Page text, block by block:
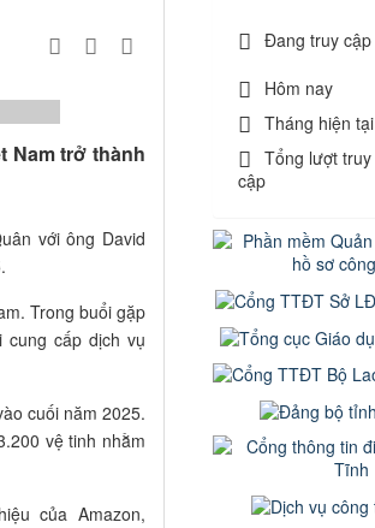
Nam trở thành
với ông David
Trong buổi gặp
cấp dịch vụ
cuối năm 2025.
vệ tinh nhằm
của Amazon,
Đang truy cập
Hôm nay
Tháng hiện tại
Tổng lượt truy
cập